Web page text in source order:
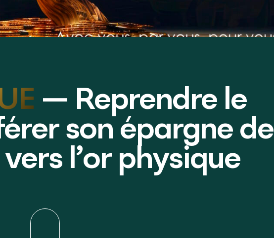
— Reprendre le
son épargne de
l’or physique